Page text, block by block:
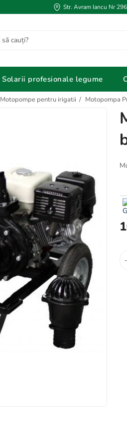
Str. Avram Iancu Nr
Solarii profesionale legume
Motopompe pentru irigatii / Motopompa